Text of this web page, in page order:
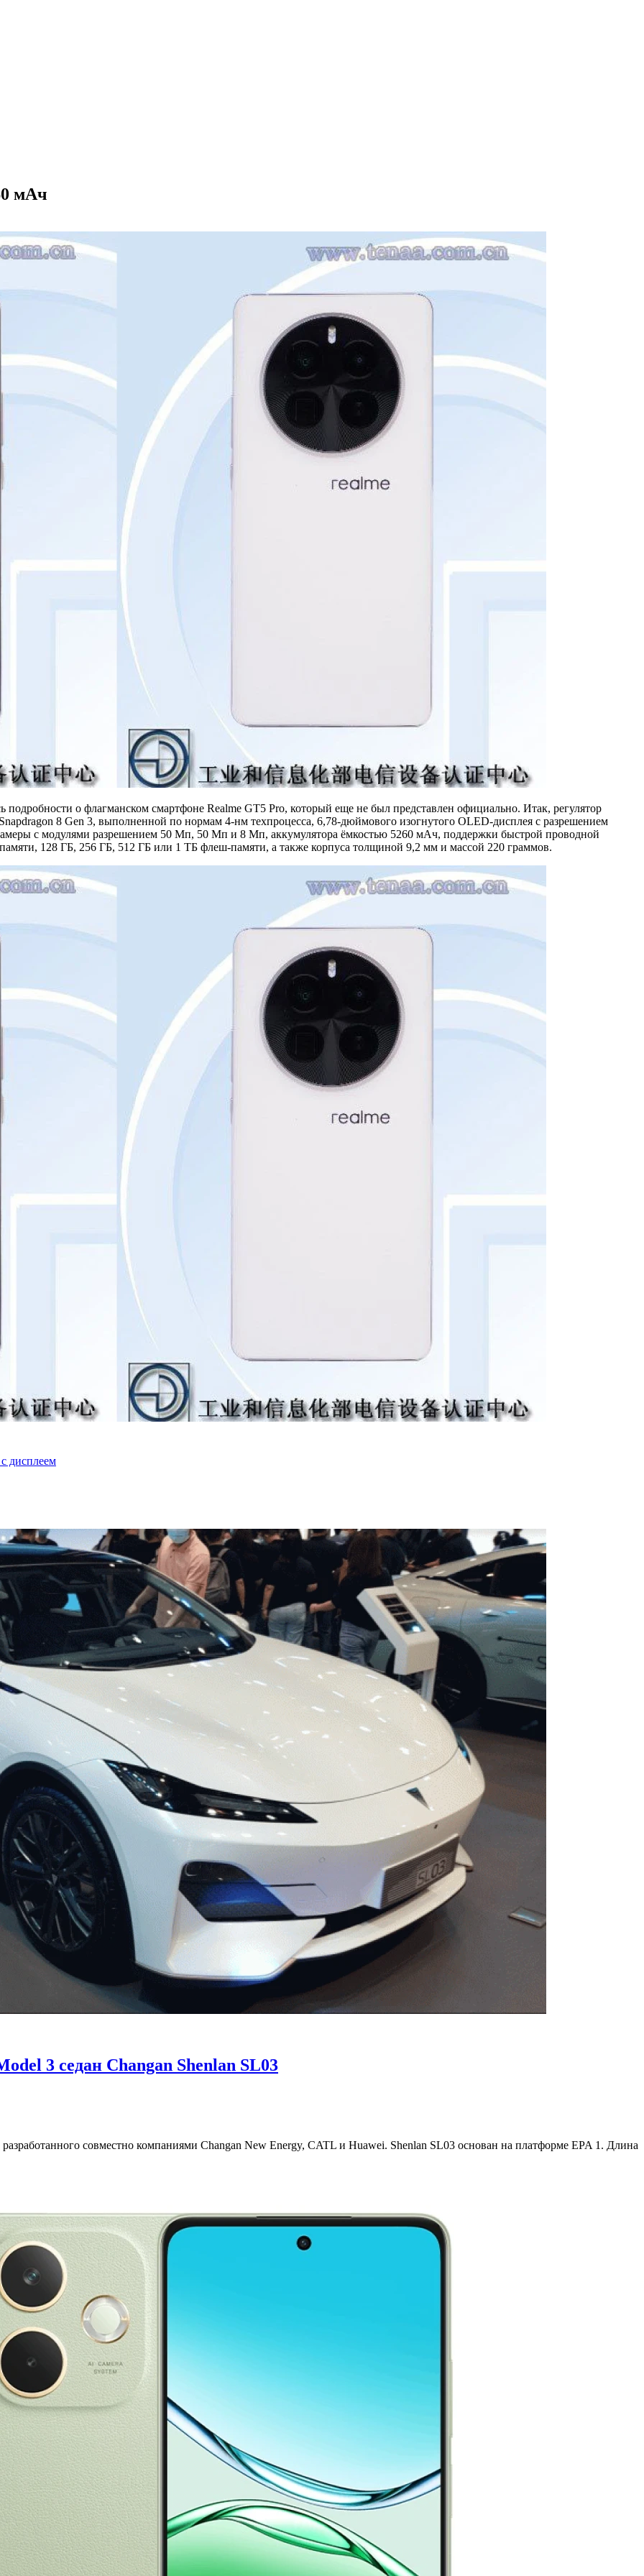
мАч
о флагманском смартфоне Realme GT5 Pro, который еще не был представлен официально. Итак, регулятор
8 Gen 3, выполненной по нормам 4-нм техпроцесса, 6,78-дюймового изогнутого OLED-дисплея с разрешением
с модулями разрешением 50 Мп, 50 Мп и 8 Мп, аккумулятора ёмкостью 5260 мАч, поддержки быстрой проводной
128 ГБ, 256 ГБ, 512 ГБ или 1 ТБ флеш-памяти, а также корпуса толщиной 9,2 мм и массой 220 граммов.
дисплеем
3 седан Changan Shenlan SL03
совместно компаниями Changan New Energy, CATL и Huawei. Shenlan SL03 основан на платформе EPA 1. Длина